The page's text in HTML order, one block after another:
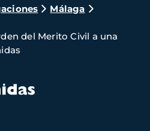
Málaga
del Merito Civil a una